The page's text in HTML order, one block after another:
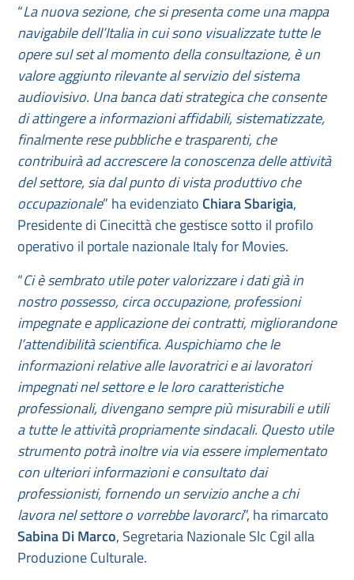
“La nuova sezione, che si presenta come una mappa
navigabile dell’Italia in cui sono visualizzate tutte le
opere sul set al momento della consultazione, è un
valore aggiunto rilevante al servizio del sistema
audiovisivo. Una banca dati strategica che consente
di attingere a informazioni affidabili, sistematizzate,
finalmente rese pubbliche e trasparenti, che
contribuirà ad accrescere la conoscenza delle attività
del settore, sia dal punto di vista produttivo che
occupazionale” ha evidenziato Chiara Sbarigia,
Presidente di Cinecittà che gestisce sotto il profilo
operativo il portale nazionale Italy for Movies.
“Ci è sembrato utile poter valorizzare i dati già in
nostro possesso, circa occupazione, professioni
impegnate e applicazione dei contratti, migliorandone
l’attendibilità scientifica. Auspichiamo che le
informazioni relative alle lavoratrici e ai lavoratori
impegnati nel settore e le loro caratteristiche
professionali, divengano sempre più misurabili e utili
a tutte le attività propriamente sindacali. Questo utile
strumento potrà inoltre via via essere implementato
con ulteriori informazioni e consultato dai
professionisti, fornendo un servizio anche a chi
lavora nel settore o vorrebbe lavorarci”, ha rimarcato
Sabina Di Marco, Segretaria Nazionale Slc Cgil alla
Produzione Culturale.